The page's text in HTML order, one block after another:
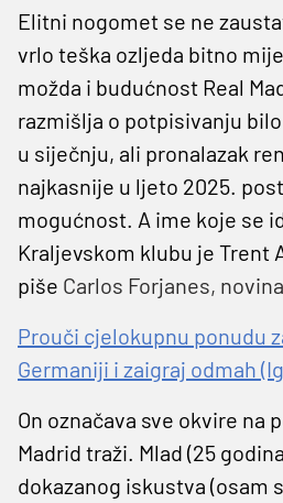
Elitni nogomet se ne
vrlo teška ozljeda bitno
možda i budućnost Real
razmišlja o potpisivanju
u siječnju, ali pronalazak
najkasnije u ljeto 2025.
mogućnost. A ime koje se
Kraljevskom klubu je Trent
piše Carlos Forjanes,
Prouči cjelokupnu ponudu
Germaniji i zaigraj odmah
On označava sve okvire na
Madrid traži. Mlad (25
dokazanog iskustva (osam